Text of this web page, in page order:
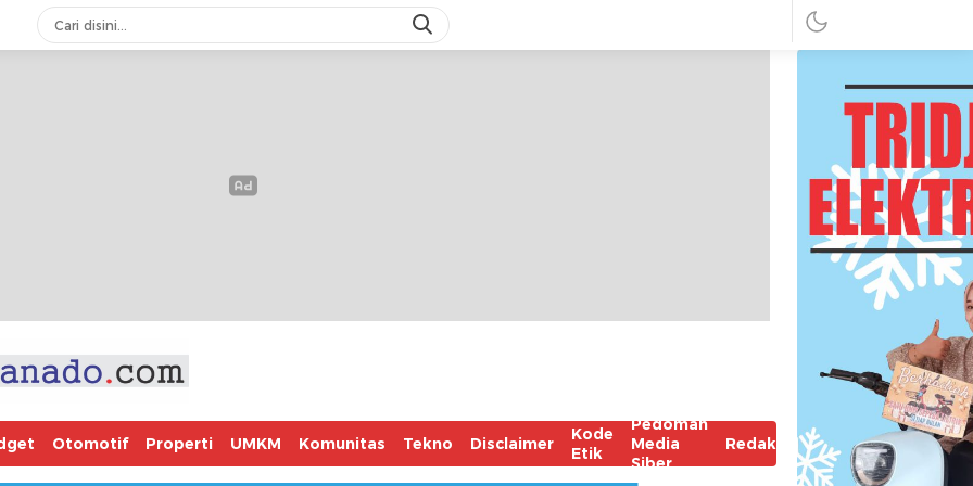
Otomotif Properti UMKM Komunitas Tekno Disclaimer
Kode
Etik
Pedoman
Media
Siber
Redaksi